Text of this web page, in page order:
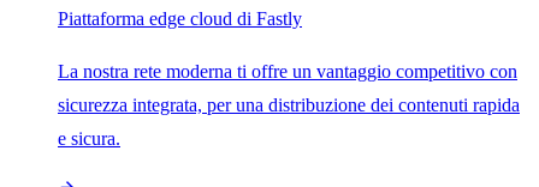
Piattaforma edge cloud di Fastly
La nostra rete moderna ti offre un vantaggio competitivo con
sicurezza integrata, per una distribuzione dei contenuti rapida
e sicura.